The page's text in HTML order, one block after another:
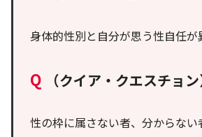
身体的性別と自分が思う性自任が
Q （クイア・クエスチョン
性の枠に属さない者、分からない